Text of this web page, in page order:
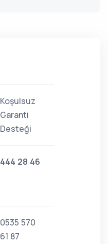
Koşulsuz
Garanti
Desteği
444 28 46
0535 570
61 87